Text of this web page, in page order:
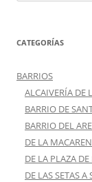
CATEGORÍAS
BARRIOS
ALCAIVERÍA DE
BARRIO DE
BARRIO DEL
DE LA
DE LA PLAZA
DE LAS SETAS